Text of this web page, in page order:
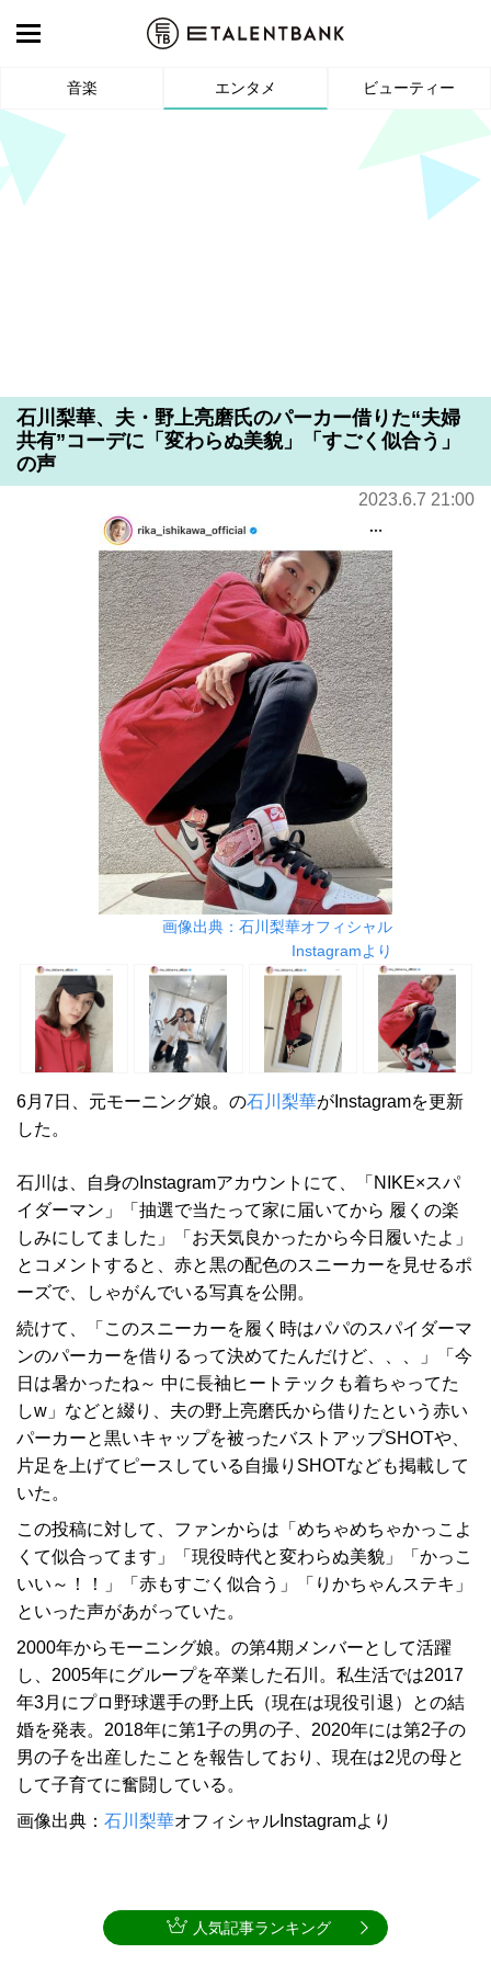
音楽 エンタメ ビューティー
石川梨華、夫・野上亮磨氏のパーカー借りた“夫婦
共有”コーデに「変わらぬ美貌」「すごく似合う」
の声
2023.6.7 21:00
画像出典：石川梨華オフィシャル
Instagramより
6月7日、元モーニング娘。の石川梨華がInstagramを更新
した。
石川は、自身のInstagramアカウントにて、「NIKE×スパ
イダーマン」「抽選で当たって家に届いてから 履くの楽
しみにしてました」「お天気良かったから今日履いたよ」
とコメントすると、赤と黒の配色のスニーカーを見せるポ
ーズで、しゃがんでいる写真を公開。
続けて、「このスニーカーを履く時はパパのスパイダーマ
ンのパーカーを借りるって決めてたんだけど、、、」「今
日は暑かったね～ 中に長袖ヒートテックも着ちゃってた
しw」などと綴り、夫の野上亮磨氏から借りたという赤い
パーカーと黒いキャップを被ったバストアップSHOTや、
片足を上げてピースしている自撮りSHOTなども掲載して
いた。
この投稿に対して、ファンからは「めちゃめちゃかっこよ
くて似合ってます」「現役時代と変わらぬ美貌」「かっこ
いい～！！」「赤もすごく似合う」「りかちゃんステキ」
といった声があがっていた。
2000年からモーニング娘。の第4期メンバーとして活躍
し、2005年にグループを卒業した石川。私生活では2017
年3月にプロ野球選手の野上氏（現在は現役引退）との結
婚を発表。2018年に第1子の男の子、2020年には第2子の
男の子を出産したことを報告しており、現在は2児の母と
して子育てに奮闘している。
画像出典： 石川梨華オフィシャルInstagramより
人気記事ランキング